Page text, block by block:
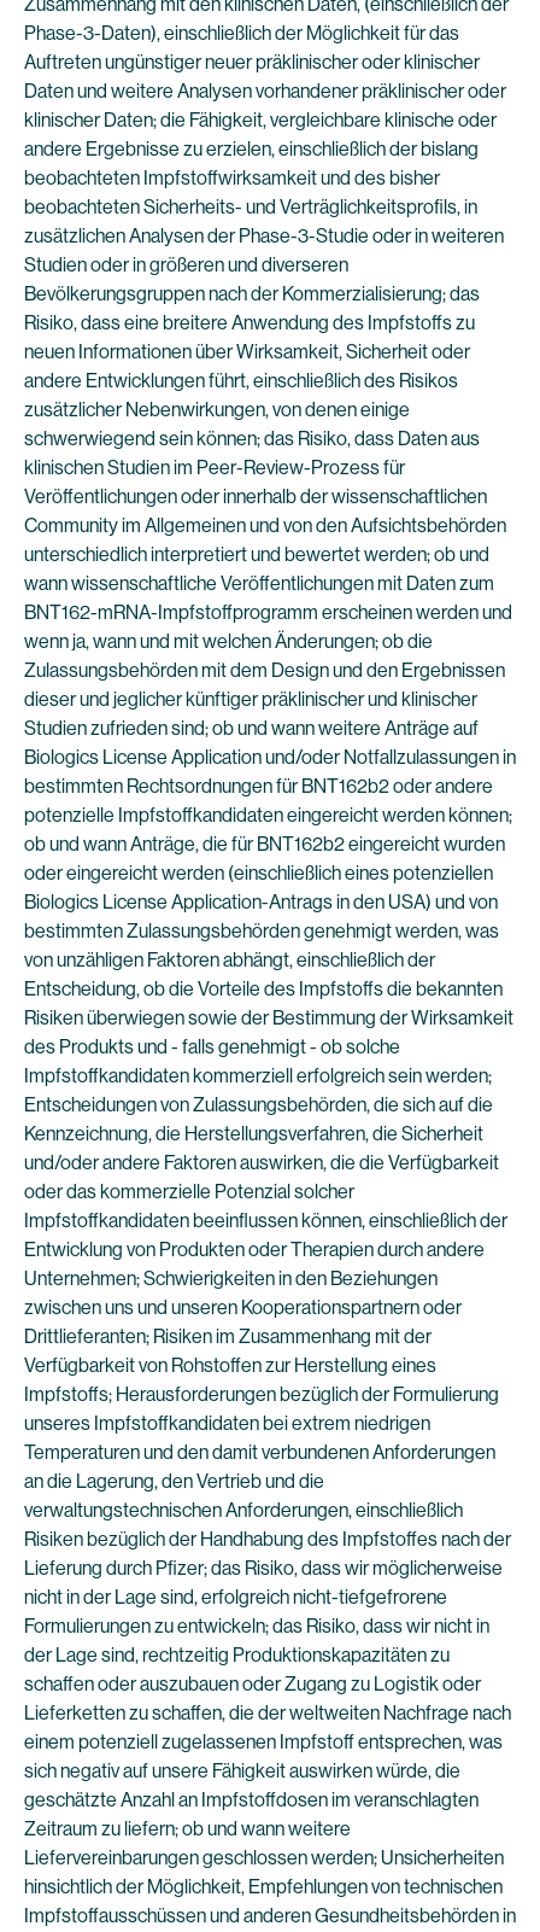
Phase-3-Daten), einschließlich der Möglichkeit für das
Auftreten ungünstiger neuer präklinischer oder klinischer
Daten und weitere Analysen vorhandener präklinischer oder
klinischer Daten; die Fähigkeit, vergleichbare klinische oder
andere Ergebnisse zu erzielen, einschließlich der bislang
beobachteten Impfstoffwirksamkeit und des bisher
beobachteten Sicherheits- und Verträglichkeitsprofils, in
zusätzlichen Analysen der Phase-3-Studie oder in weiteren
Studien oder in größeren und diverseren
Bevölkerungsgruppen nach der Kommerzialisierung; das
Risiko, dass eine breitere Anwendung des Impfstoffs zu
neuen Informationen über Wirksamkeit, Sicherheit oder
andere Entwicklungen führt, einschließlich des Risikos
zusätzlicher Nebenwirkungen, von denen einige
schwerwiegend sein können; das Risiko, dass Daten aus
klinischen Studien im Peer-Review-Prozess für
Veröffentlichungen oder innerhalb der wissenschaftlichen
Community im Allgemeinen und von den Aufsichtsbehörden
unterschiedlich interpretiert und bewertet werden; ob und
wann wissenschaftliche Veröffentlichungen mit Daten zum
BNT162-mRNA-Impfstoffprogramm erscheinen werden und
wenn ja, wann und mit welchen Änderungen; ob die
Zulassungsbehörden mit dem Design und den Ergebnissen
dieser und jeglicher künftiger präklinischer und klinischer
Studien zufrieden sind; ob und wann weitere Anträge auf
Biologics License Application und/oder Notfallzulassungen in
bestimmten Rechtsordnungen für BNT162b2 oder andere
potenzielle Impfstoffkandidaten eingereicht werden können;
ob und wann Anträge, die für BNT162b2 eingereicht wurden
oder eingereicht werden (einschließlich eines potenziellen
Biologics License Application-Antrags in den USA) und von
bestimmten Zulassungsbehörden genehmigt werden, was
von unzähligen Faktoren abhängt, einschließlich der
Entscheidung, ob die Vorteile des Impfstoffs die bekannten
Risiken überwiegen sowie der Bestimmung der Wirksamkeit
des Produkts und - falls genehmigt - ob solche
Impfstoffkandidaten kommerziell erfolgreich sein werden;
Entscheidungen von Zulassungsbehörden, die sich auf die
Kennzeichnung, die Herstellungsverfahren, die Sicherheit
und/oder andere Faktoren auswirken, die die Verfügbarkeit
oder das kommerzielle Potenzial solcher
Impfstoffkandidaten beeinflussen können, einschließlich der
Entwicklung von Produkten oder Therapien durch andere
Unternehmen; Schwierigkeiten in den Beziehungen
zwischen uns und unseren Kooperationspartnern oder
Drittlieferanten; Risiken im Zusammenhang mit der
Verfügbarkeit von Rohstoffen zur Herstellung eines
Impfstoffs; Herausforderungen bezüglich der Formulierung
unseres Impfstoffkandidaten bei extrem niedrigen
Temperaturen und den damit verbundenen Anforderungen
an die Lagerung, den Vertrieb und die
verwaltungstechnischen Anforderungen, einschließlich
Risiken bezüglich der Handhabung des Impfstoffes nach der
Lieferung durch Pfizer; das Risiko, dass wir möglicherweise
nicht in der Lage sind, erfolgreich nicht-tiefgefrorene
Formulierungen zu entwickeln; das Risiko, dass wir nicht in
der Lage sind, rechtzeitig Produktionskapazitäten zu
schaffen oder auszubauen oder Zugang zu Logistik oder
Lieferketten zu schaffen, die der weltweiten Nachfrage nach
einem potenziell zugelassenen Impfstoff entsprechen, was
sich negativ auf unsere Fähigkeit auswirken würde, die
geschätzte Anzahl an Impfstoffdosen im veranschlagten
Zeitraum zu liefern; ob und wann weitere
Liefervereinbarungen geschlossen werden; Unsicherheiten
hinsichtlich der Möglichkeit, Empfehlungen von technischen
Impfstoffausschüssen und anderen Gesundheitsbehörden in